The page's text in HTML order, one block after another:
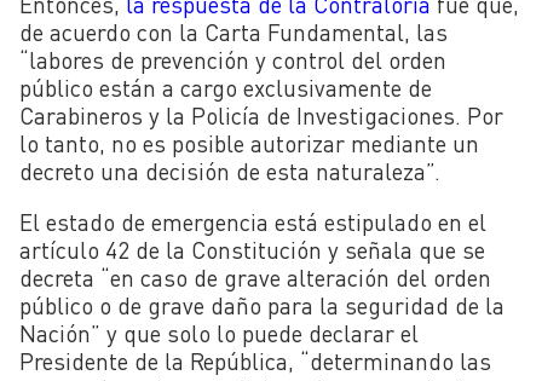
de acuerdo con la Carta Fundamental, las
“labores de prevención y control del orden
público están a cargo exclusivamente de
Carabineros y la Policía de Investigaciones. Por
lo tanto, no es posible autorizar mediante un
decreto una decisión de esta naturaleza”.
El estado de emergencia está estipulado en el
artículo 42 de la Constitución y señala que se
decreta “en caso de grave alteración del orden
público o de grave daño para la seguridad de la
Nación” y que solo lo puede declarar el
Presidente de la República, “determinando las